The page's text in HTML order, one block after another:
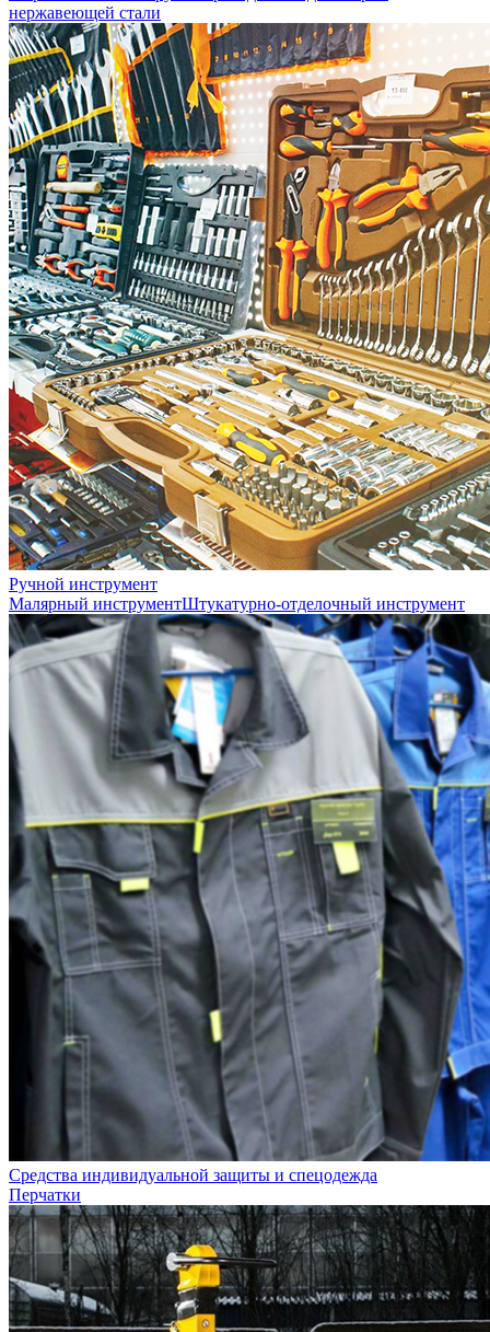
нержавеющей стали
Ручной инструмент
Малярный инструментШтукатурно-отделочный инструмент
Средства индивидуальной защиты и спецодежда
Перчатки